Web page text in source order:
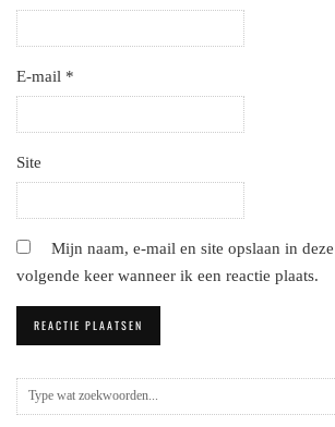
E-mail *
Site
Mijn naam, e-mail en site opslaan in
volgende keer wanneer ik een reactie plaats.